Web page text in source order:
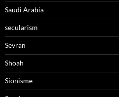
Saudi Arabia
secularism
Sevran
Shoah
Sionisme